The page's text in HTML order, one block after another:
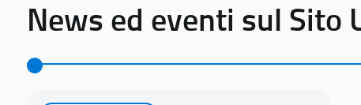
News ed eventi sul Sito